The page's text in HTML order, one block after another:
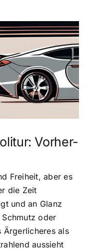
Vorher-
Freiheit, aber es
die Zeit
und an Glanz
oder
Ärgerlicheres als
aussieht